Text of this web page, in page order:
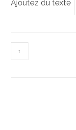
Ajoutez du texte